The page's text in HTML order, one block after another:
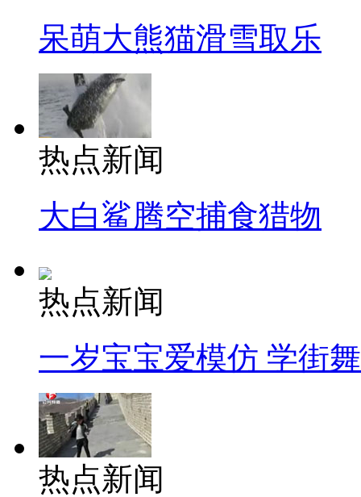
呆萌大熊猫滑雪取乐
热点新闻
大白鲨腾空捕食猎物
热点新闻
一岁宝宝爱模仿 学街
热点新闻